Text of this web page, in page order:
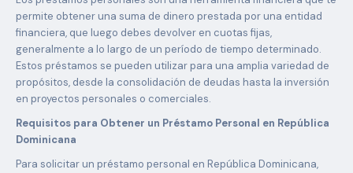
permite obtener una suma de dinero prestada por una entidad
financiera, que luego debes devolver en cuotas fijas,
generalmente a lo largo de un período de tiempo determinado.
Estos préstamos se pueden utilizar para una amplia variedad de
propósitos, desde la consolidación de deudas hasta la inversión
en proyectos personales o comerciales.
Requisitos para Obtener un Préstamo Personal en República
Dominicana
Para solicitar un préstamo personal en República Dominicana,